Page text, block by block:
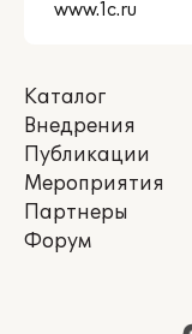
Каталог
Внедрения
Публикации
Мероприятия
Партнеры
Форум